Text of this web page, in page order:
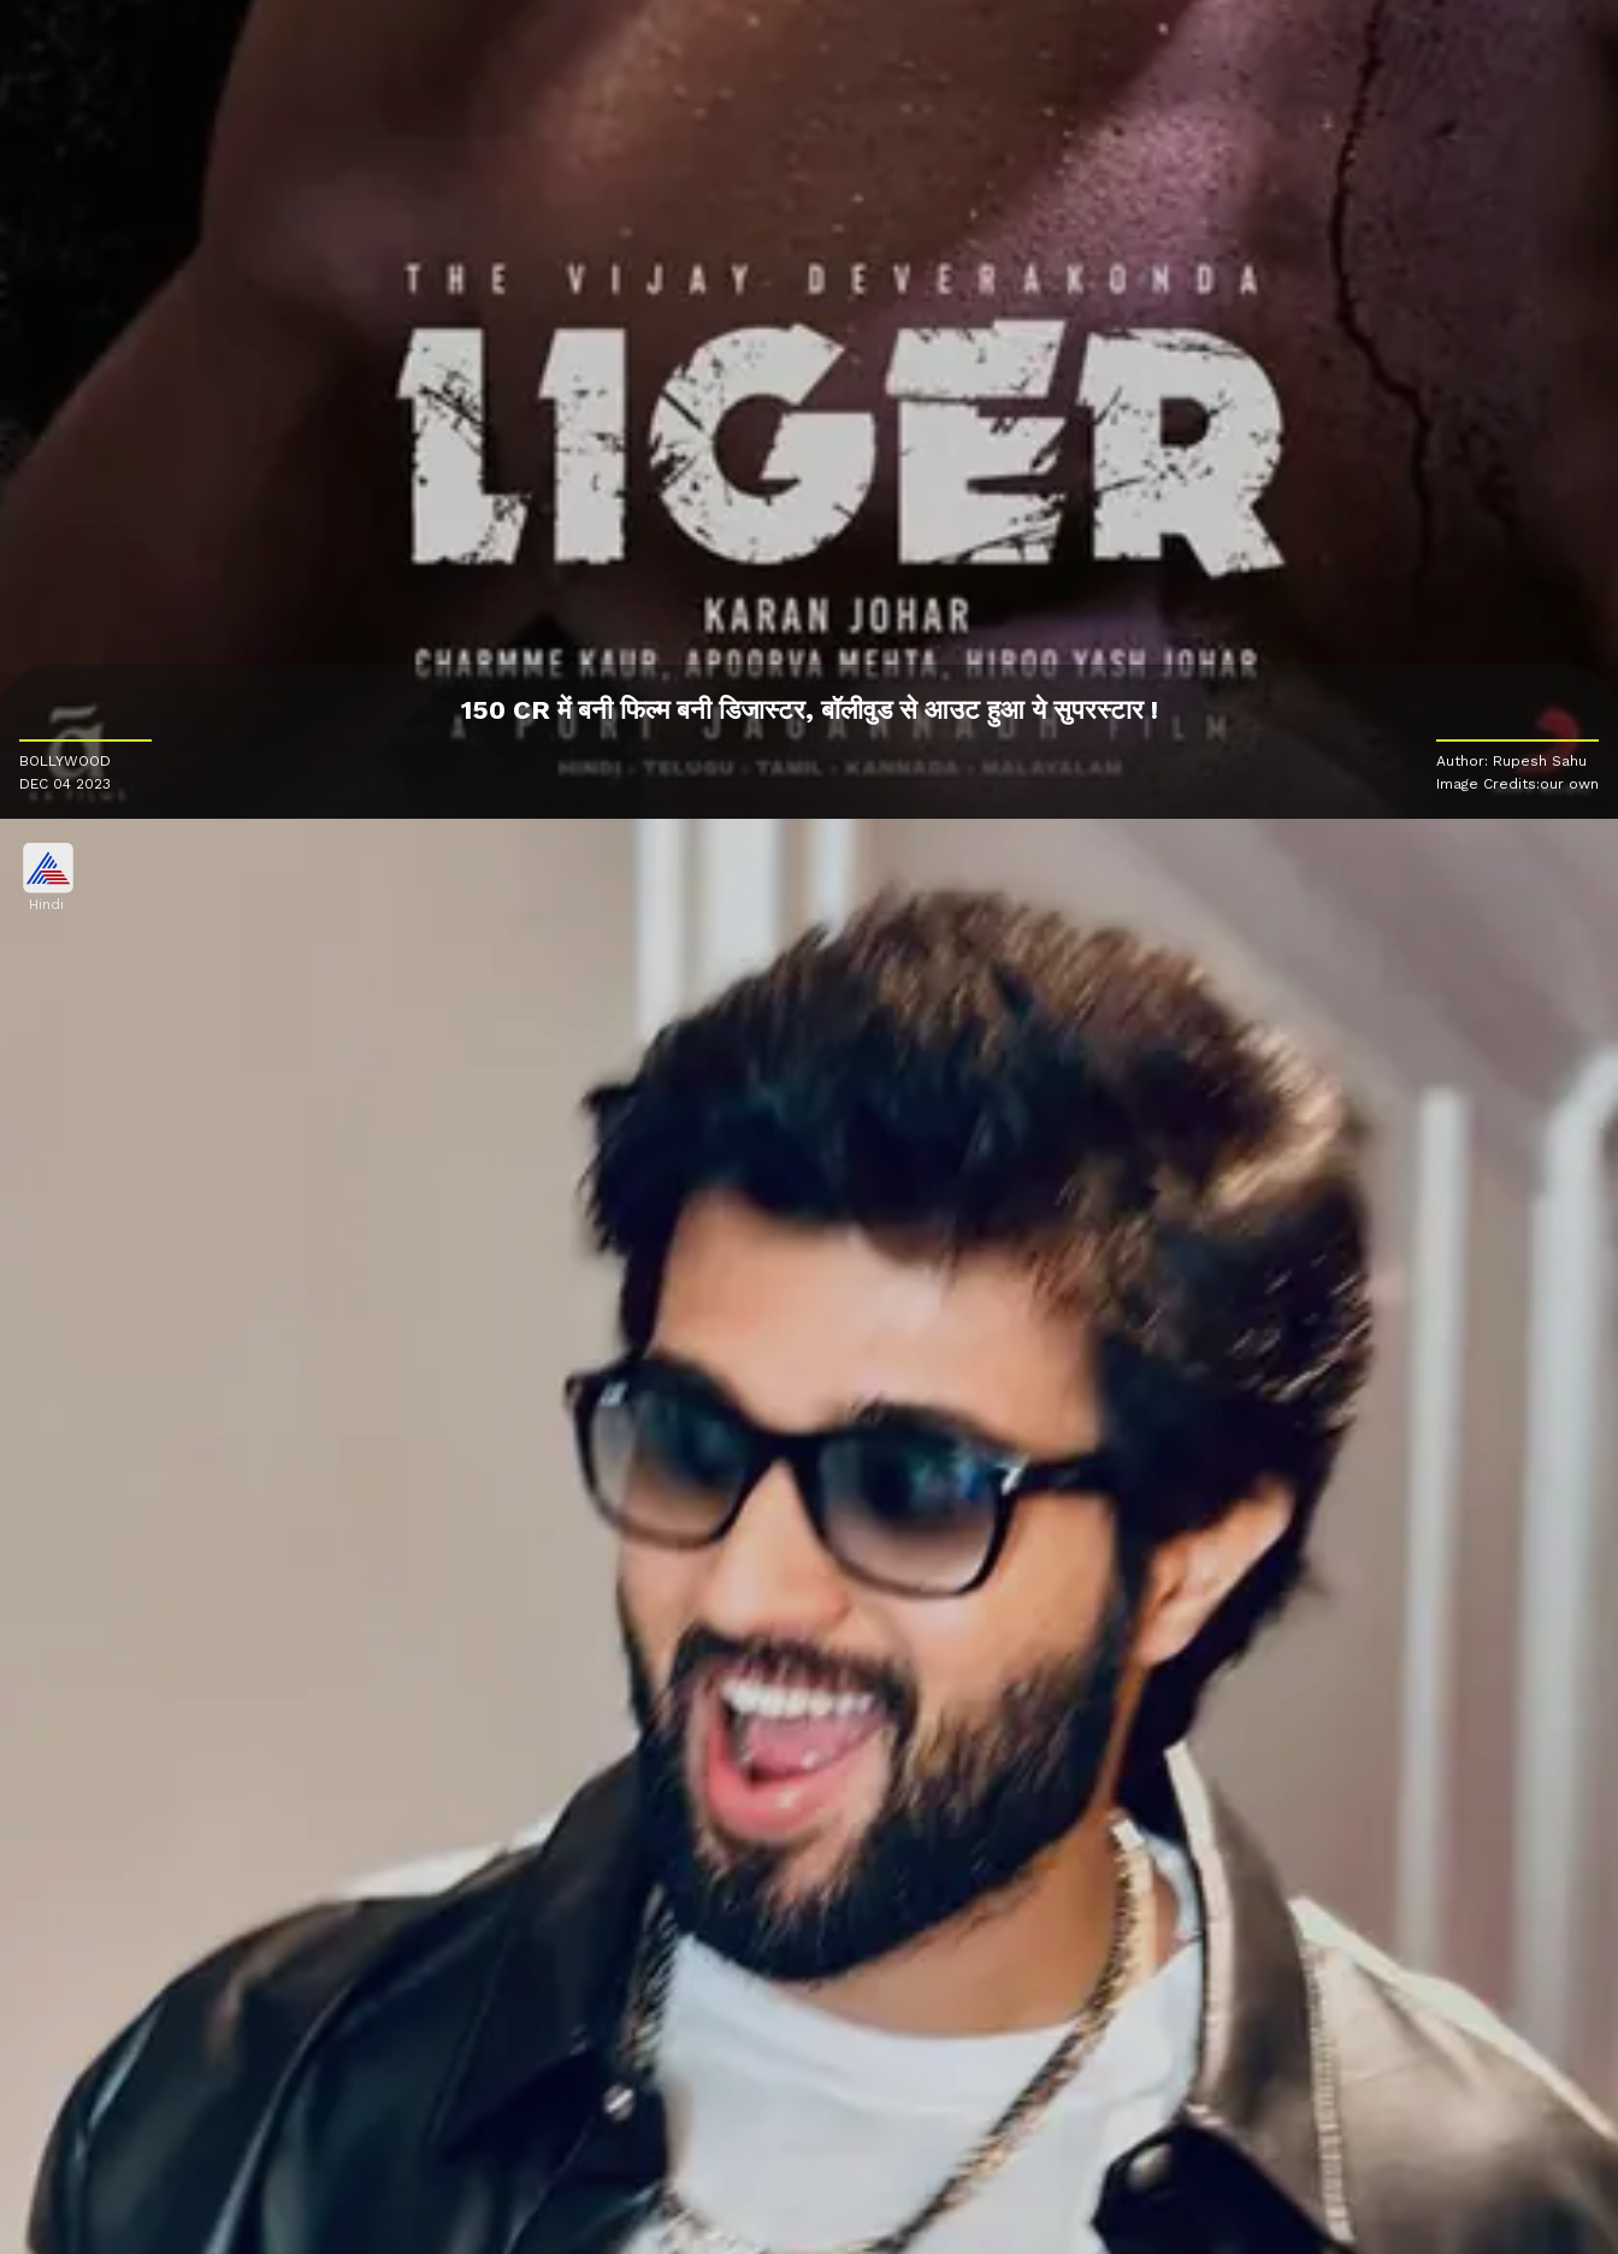
150 CR में बनी फिल्म बनी डिजास्टर, बॉलीवुड से आउट हुआ ये सुपरस्टार !
BOLLYWOOD
DEC 04 2023
Author: Rupesh Sahu
Image Credits:our own
Hindi